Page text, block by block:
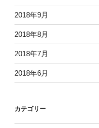
2018年9月
2018年8月
2018年7月
2018年6月
カテゴリー